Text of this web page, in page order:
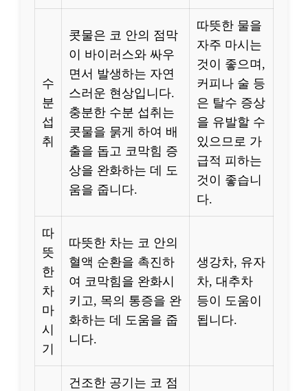
수
분
섭
취
콧물은 코 안의 점막
이 바이러스와 싸우
면서 발생하는 자연
스러운 현상입니다.
충분한 수분 섭취는
콧물을 묽게 하여 배
출을 돕고 코막힘 증
상을 완화하는 데 도
움을 줍니다.
따뜻한 물을
자주 마시는
것이 좋으며,
커피나 술 등
은 탈수 증상
을 유발할 수
있으므로 가
급적 피하는
것이 좋습니
다.
따
뜻
한
차
마
시
기
따뜻한 차는 코 안의
혈액 순환을 촉진하
여 코막힘을 완화시
키고, 목의 통증을 완
화하는 데 도움을 줍
니다.
생강차, 유자
차, 대추차
등이 도움이
됩니다.
건조한 공기는 코 점